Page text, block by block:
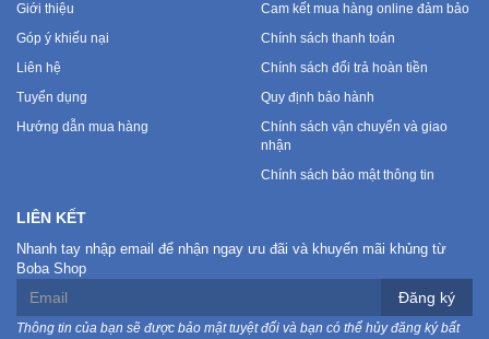
Giới thiệu
Góp ý khiếu nại
Liên hệ
Tuyển dụng
Hướng dẫn mua hàng
Cam kết mua hàng online đảm bảo
Chính sách thanh toán
Chính sách đổi trả hoàn tiền
Quy định bảo hành
Chính sách vận chuyển và giao
nhận
Chính sách bảo mật thông tin
LIÊN KẾT
Nhanh tay nhập email để nhận ngay ưu đãi và khuyến mãi khủng từ
Boba Shop
Đăng ký
Thông tin của bạn sẽ được bảo mật tuyệt đối và bạn có thể hủy đăng ký bất